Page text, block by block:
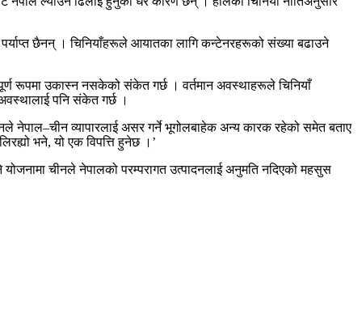
पर्याप्त छैनन् । चिनियाँहरूले आयातका लागि कन्टेनरहरूको संख्या बढाउने
रूपमा उकास्न नसकेको संकेत गर्छ । वर्तमान अवस्थाहरूले चिनियाँ
पनि संकेत गर्छ ।
नेपाल–चीन व्यापारलाई असर गर्ने भूगोलबाहेक अन्य कारक रहेको समेत बताए
भने, यो एक विपत्ति हुनेछ ।’
चीनले नेपालको परम्परागत उत्पादनलाई अनुमति नदिएको महसुस